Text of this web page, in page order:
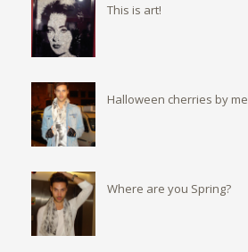
This is art!
Halloween cherries by me
Where are you Spring?